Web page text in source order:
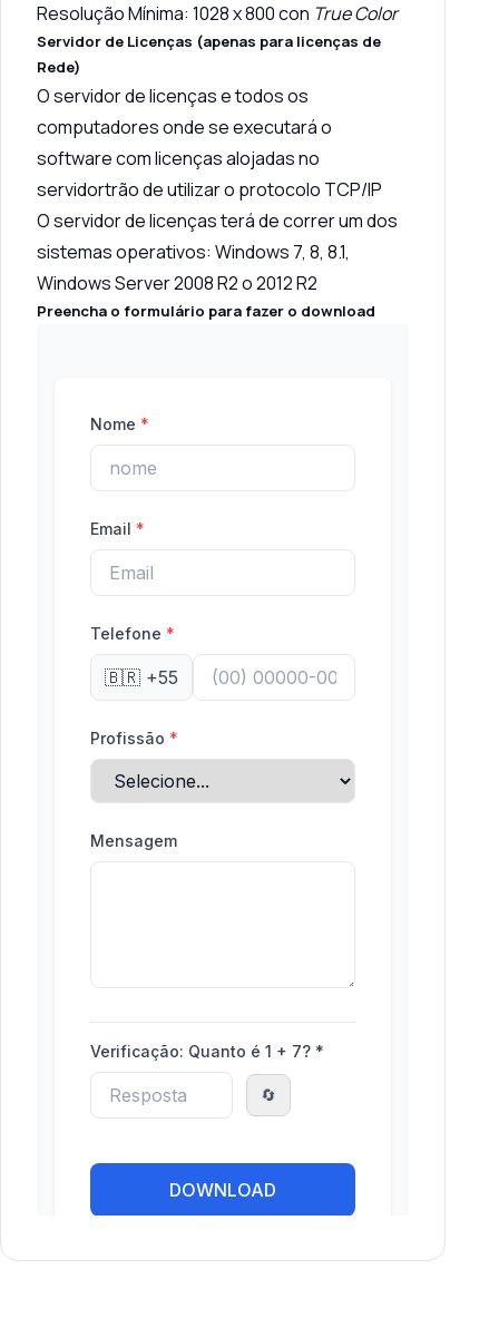
Resolução Mínima: 1028 x 800 con True Color
Servidor de Licenças (apenas para licenças de
Rede)
O servidor de licenças e todos os
computadores onde se executará o
software com licenças alojadas no
servidortrão de utilizar o protocolo TCP/IP
O servidor de licenças terá de correr um dos
sistemas operativos: Windows 7, 8, 8.1,
Windows Server 2008 R2 o 2012 R2
Preencha o formulário para fazer o download